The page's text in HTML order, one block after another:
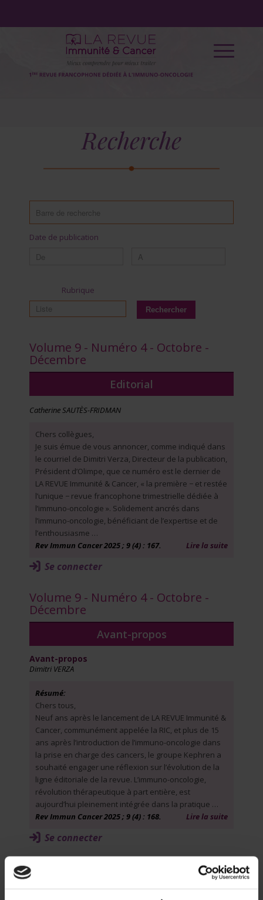
Recherche
Date de publication
Rubrique
Volume 9 - Numéro 4 - Octobre -
Décembre
Editorial
Catherine SAUTÈS-FRIDMAN
Chers collègues,
Je suis émue de vous annoncer, comme indiqué dans
le courriel de Dimitri Verza, Directeur de la publication,
Président d’Olimpe, que ce numéro est le dernier de
LA REVUE Immunité & Cancer, « la première − et restée
l’unique − revue francophone trimestrielle dédiée à
l’immuno-oncologie ». Solidement ancrés dans
l’immuno-oncologie, bénéficiant de l’expertise et de
l’enthousiasme …
Rev Immun Cancer 2025 ; 9 (4) : 167.
Lire la suite
Se connecter
Volume 9 - Numéro 4 - Octobre -
Décembre
Avant-propos
Avant-propos
Dimitri VERZA
Résumé:
Chers tous,
Neuf ans après le lancement de LA REVUE Immunité &
Cancer, communément appelée la RIC, et plus de 15
ans après l’introduction de l’immuno-oncologie dans
la prise en charge des cancers, le groupe Kephren a
souhaité engager une réflexion sur l’évolution de la
ligne éditoriale de la revue. L’immuno-oncologie,
révolution thérapeutique à part entière, est
aujourd’hui pleinement intégrée dans la pratique …
Rev Immun Cancer 2025 ; 9 (4) : 168.
Lire la suite
Se connecter
Volume 9 - Numéro 4 - Octobre -
Décembre